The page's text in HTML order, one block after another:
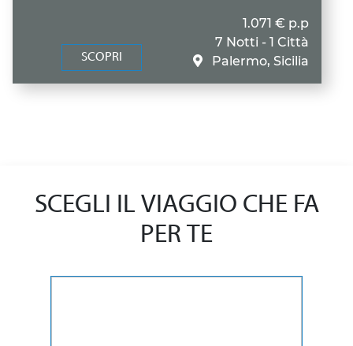
SCOPRI
1.071 € p.p
7 Notti - 1 Città
Palermo, Sicilia
SCEGLI IL VIAGGIO CHE FA
PER TE